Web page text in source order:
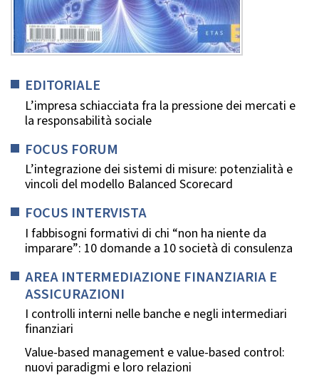
EDITORIALE
L’impresa schiacciata fra la pressione dei mercati e
la responsabilità sociale
FOCUS FORUM
L’integrazione dei sistemi di misure: potenzialità e
vincoli del modello Balanced Scorecard
FOCUS INTERVISTA
I fabbisogni formativi di chi “non ha niente da
imparare”: 10 domande a 10 società di consulenza
AREA INTERMEDIAZIONE FINANZIARIA E
ASSICURAZIONI
I controlli interni nelle banche e negli intermediari
finanziari
Value-based management e value-based control:
nuovi paradigmi e loro relazioni